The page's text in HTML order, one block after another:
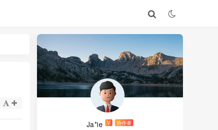
Ja*ie V 协作者